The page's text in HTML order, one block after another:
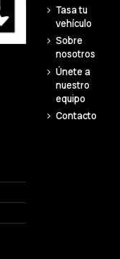
Tasa tu
vehículo
Sobre
nosotros
Únete a
nuestro
equipo
Contacto